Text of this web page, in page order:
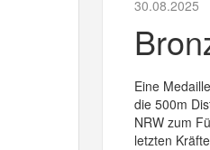
30.08.2025
Eine
die 500m
NRW zum
letzten